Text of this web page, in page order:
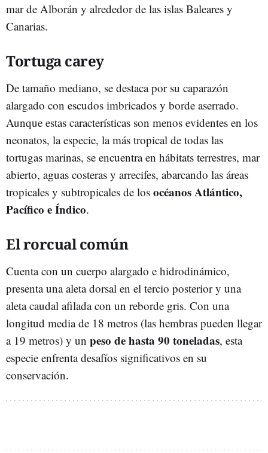
mar de Alborán y alrededor de las islas Baleares y
Canarias.
Tortuga carey
De tamaño mediano, se destaca por su caparazón
alargado con escudos imbricados y borde aserrado.
Aunque estas características son menos evidentes en los
neonatos, la especie, la más tropical de todas las
tortugas marinas, se encuentra en hábitats terrestres, mar
abierto, aguas costeras y arrecifes, abarcando las áreas
tropicales y subtropicales de los océanos Atlántico,
Pacífico e Índico.
El rorcual común
Cuenta con un cuerpo alargado e hidrodinámico,
presenta una aleta dorsal en el tercio posterior y una
aleta caudal afilada con un reborde gris. Con una
longitud media de 18 metros (las hembras pueden llegar
a 19 metros) y un peso de hasta 90 toneladas, esta
especie enfrenta desafíos significativos en su
conservación.